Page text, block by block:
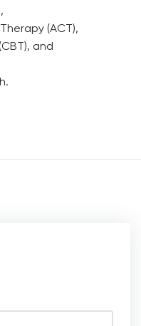
(EFT),
(ACT),
(CBT), and